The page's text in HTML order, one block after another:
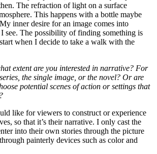
The refraction of light on a surface
This happens with a bottle maybe
inner desire for an image comes into
see. The possibility of finding something is
when I decide to take a walk with the
extent are you interested in narrative? For
the single image, or the novel? Or are
potential scenes of action or settings that
like for viewers to construct or experience
so that it’s their narrative. I only cast the
into their own stories through the picture
painterly devices such as color and